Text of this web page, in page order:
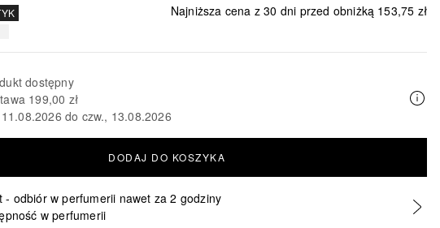
Najniższa cena z 30 dni przed obniżką 153,75 zł
dostępny
199,00 zł
do czw., 13.08.2026
DODAJ DO KOSZYKA
- odbiór w perfumerii nawet za 2 godziny
w perfumerii